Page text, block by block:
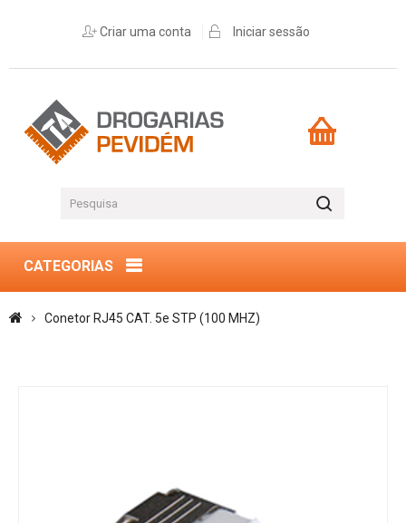
Criar uma conta Iniciar sessão
CATEGORIAS
Conetor RJ45 CAT. 5e STP (100 MHZ)